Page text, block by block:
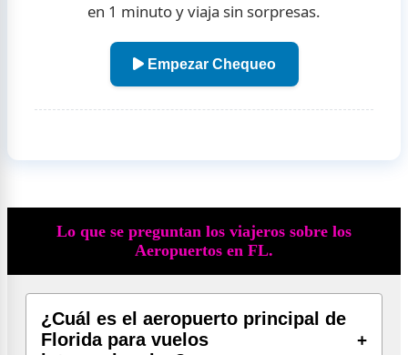
en 1 minuto y viaja sin sorpresas.
Empezar Chequeo
Lo que se preguntan los viajeros sobre los
Aeropuertos en FL.
¿Cuál es el aeropuerto principal de
Florida para vuelos